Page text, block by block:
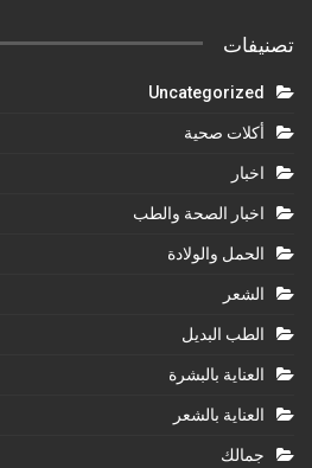
تصنيفات
Uncategorized
أكلات صحية
اخبار
اخبار الصحة والطب
الحمل والولادة
الشعر
الطب البديل
العناية بالبشرة
العناية بالشعر
جمالك